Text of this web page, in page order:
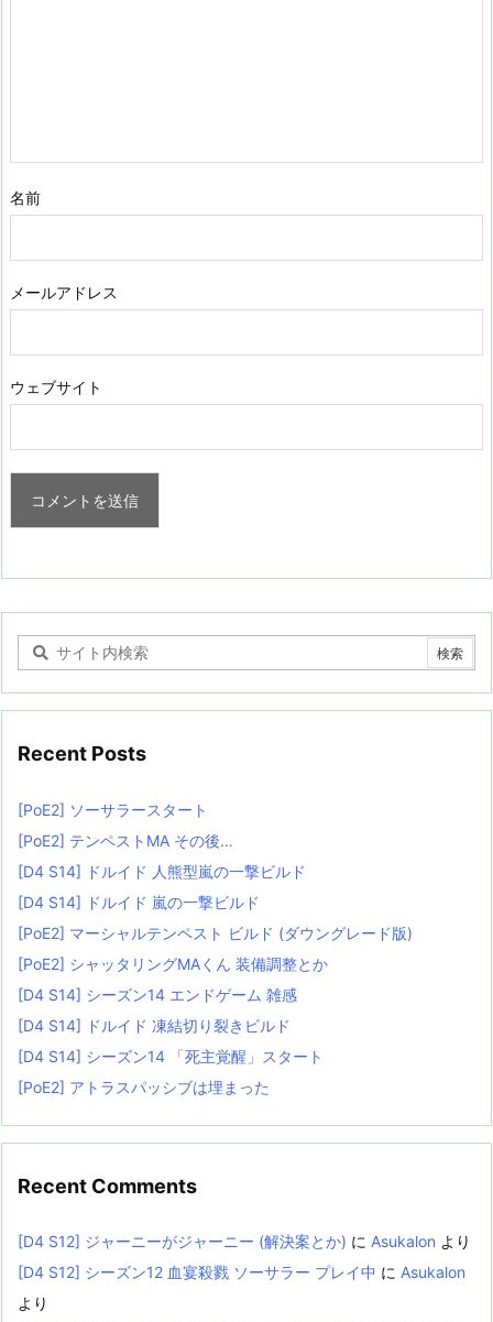
名前
メールアドレス
ウェブサイト
Recent Posts
[PoE2] ソーサラースタート
[PoE2] テンペストMA その後…
[D4 S14] ドルイド 人熊型嵐の一撃ビルド
[D4 S14] ドルイド 嵐の一撃ビルド
[PoE2] マーシャルテンペスト ビルド (ダウングレード版)
[PoE2] シャッタリングMAくん 装備調整とか
[D4 S14] シーズン14 エンドゲーム 雑感
[D4 S14] ドルイド 凍結切り裂きビルド
[D4 S14] シーズン14 「死主覚醒」スタート
[PoE2] アトラスパッシブは埋まった
Recent Comments
[D4 S12] ジャーニーがジャーニー (解決案とか) に Asukalon より
[D4 S12] シーズン12 血宴殺戮 ソーサラー プレイ中 に Asukalon
より